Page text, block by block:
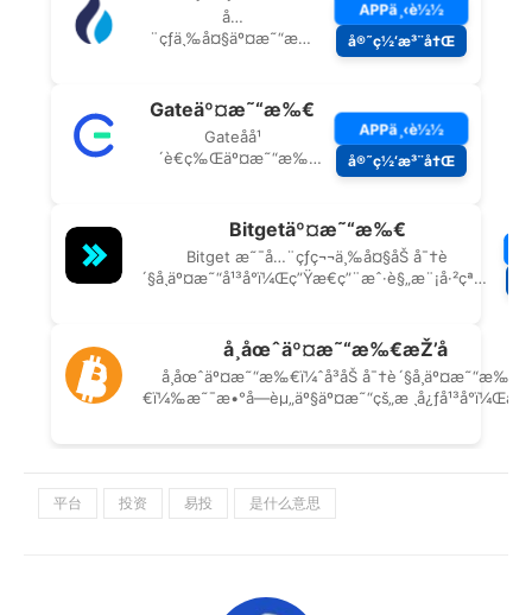
平台 投资 易投 是什么意思